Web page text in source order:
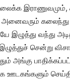
இராணுவமும்,
வந்து
சென்று
அங்கு
ஊடகங்களும்